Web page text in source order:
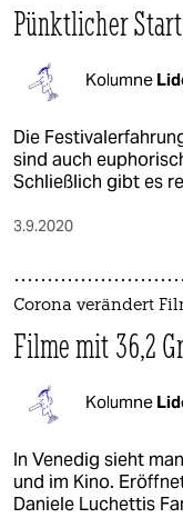
Pünktlicher
Kolumne
Die
sind auch
Schließlich gibt es
3.9.2020
Corona verändert
Filme mit 36,2
Kolumne
In Venedig sieht
und im Kino.
Daniele Luchettis